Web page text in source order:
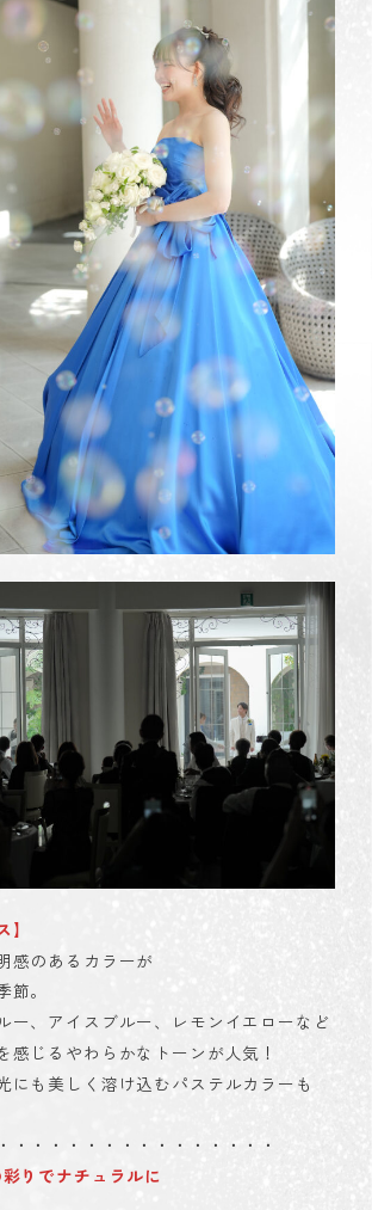
】
感のあるカラーが
。
ー、アイスブルー、レモンイエローなど
感じるやわらかなトーンが人気！
にも美しく溶け込むパステルカラーも
・・・・・・・・・・・・・・・
彩りでナチュラルに